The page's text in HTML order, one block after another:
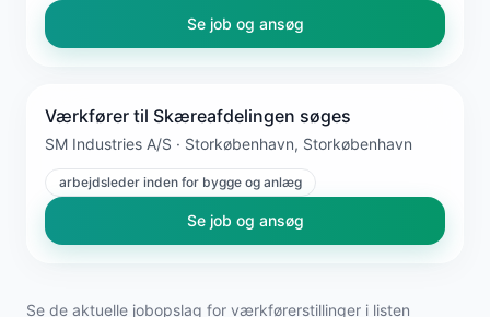
Se job og ansøg
Værkfører til Skæreafdelingen søges
SM Industries A/S · Storkøbenhavn, Storkøbenhavn
arbejdsleder inden for bygge og anlæg
Se job og ansøg
Se de aktuelle jobopslag for værkførerstillinger i listen